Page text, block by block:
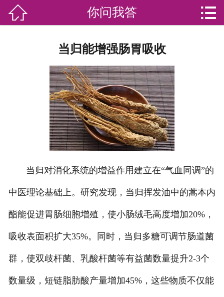
加盟苏家联
荣誉资质
家政资讯
你问我答
关于我们
联系我们
 你问我答 
当归能增强肠胃吸收
当归对消化系统的增益作用建立在“气血同调”的
中医理论基础上。研究发现，当归挥发油中的蒿本内
酯能促进胃肠细胞增殖，使小肠绒毛高度增加20%，
吸收表面积扩大35%。同时，当归多糖可调节肠道菌
群，使双歧杆菌、乳酸杆菌等有益菌数量提升2-3个
数量级，短链脂肪酸产量增加45%，这些物质不仅能